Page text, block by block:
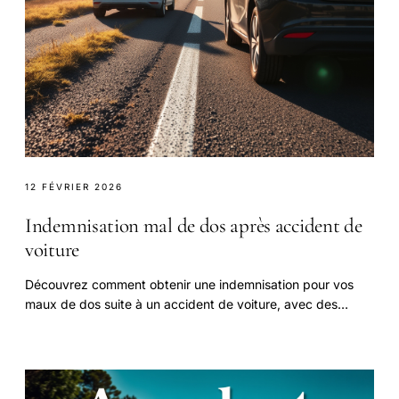
12 FÉVRIER 2026
Indemnisation mal de dos après accident de
voiture
Découvrez comment obtenir une indemnisation pour vos
maux de dos suite à un accident de voiture, avec des